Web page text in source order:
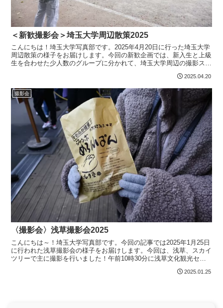
＜新歓撮影会＞埼玉大学周辺散策2025
こんにちは！埼玉大学写真部です。2025年4月20日に行った埼玉大学
周辺散策の様子をお届けします。今回の新歓企画では、新入生と上級
生を合わせた少人数のグループに分かれて、埼玉大学周辺の撮影スポ
2025.04.20
撮影会
〈撮影会〉浅草撮影会2025
こんにちは～！埼玉大学写真部です。今回の記事では2025年1月25日
に行われた浅草撮影会の様子をお届けします。今回は、浅草、スカイ
ツリーで主に撮影を行いました！午前10時30分に浅草文化観光セン
2025.01.25